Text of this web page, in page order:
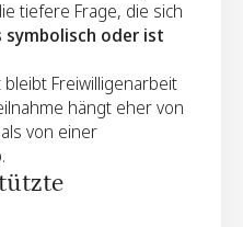
tiefere Frage, die sich
symbolisch oder ist
Freiwilligenarbeit
hängt eher von
von einer